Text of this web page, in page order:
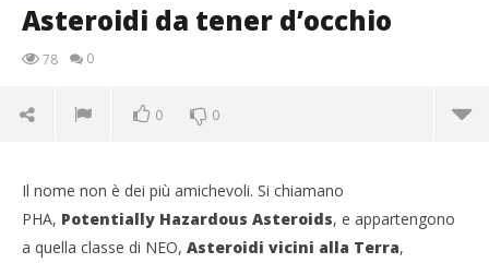
Asteroidi da tener d’occhio
78 0
0 0
Il nome non è dei più amichevoli. Si chiamano
PHA, Potentially Hazardous Asteroids, e appartengono
a quella classe di NEO, Asteroidi vicini alla Terra,